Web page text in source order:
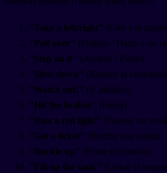
"Take a left/right" (Gira a la
"Pull over" (Oríllate / Hazte a un
"Step on it" (Acelera / Písale)
"Slow down" (Reduce la
"Watch out!" (¡Cuidado!)
"Hit the brakes" (Frena)
"Run a red light" (Pasarse un
"Get a ticket" (Recibir una multa)
"Buckle up" (Ponte el cinturón)
"Fill up the tank" (Llenar el